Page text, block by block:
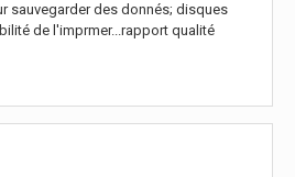
sauvegarder des donnés; disques
de l'imprmer...rapport qualité